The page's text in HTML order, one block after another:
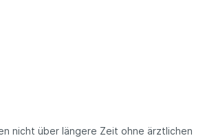
nicht über längere Zeit ohne ärztlichen